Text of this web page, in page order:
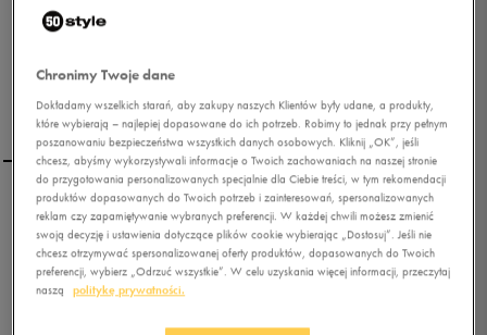
FEEWEAR SPODNIE
NEGRO
0
Chronimy Twoje dane
Dokładamy wszelkich starań, aby zakupy naszych Klientów były udane, a produkty,
które wybierają – najlepiej dopasowane do ich potrzeb. Robimy to jednak przy pełnym
poszanowaniu bezpieczeństwa wszystkich danych osobowych. Kliknij „OK”, jeśli
chcesz, abyśmy wykorzystywali informacje o Twoich zachowaniach na naszej stronie
do przygotowania personalizowanych specjalnie dla Ciebie treści, w tym rekomendacji
produktów dopasowanych do Twoich potrzeb i zainteresowań, spersonalizowanych
reklam czy zapamiętywanie wybranych preferencji. W każdej chwili możesz zmienić
swoją decyzję i ustawienia dotyczące plików cookie wybierając „Dostosuj”. Jeśli nie
chcesz otrzymywać spersonalizowanej oferty produktów, dopasowanych do Twoich
preferencji, wybierz „Odrzuć wszystkie”. W celu uzyskania więcej informacji, przeczytaj
naszą
politykę prywatności.